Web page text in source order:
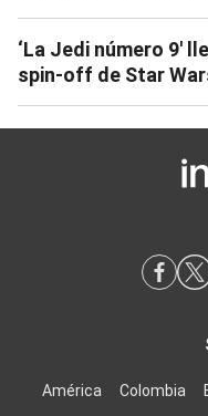
‘La Jedi número 9′
spin-off de Star
América Colombia